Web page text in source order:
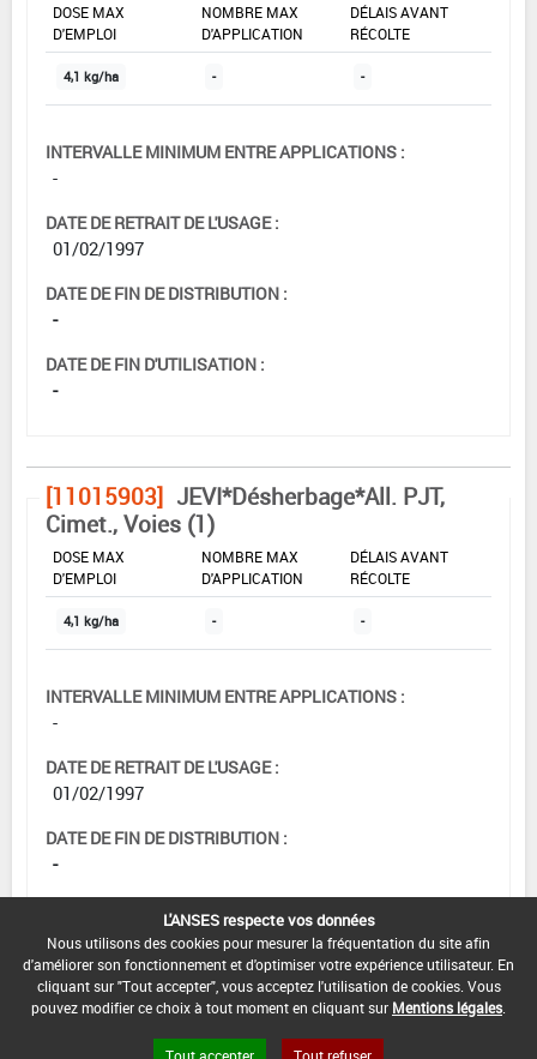
DOSE MAX
D'EMPLOI
NOMBRE MAX
D'APPLICATION
DÉLAIS AVANT
RÉCOLTE
4,1 kg/ha - -
INTERVALLE MINIMUM ENTRE APPLICATIONS :
-
DATE DE RETRAIT DE L'USAGE :
01/02/1997
DATE DE FIN DE DISTRIBUTION :
-
DATE DE FIN D'UTILISATION :
-
[11015903] JEVI*Désherbage*All. PJT,
Cimet., Voies (1)
DOSE MAX
D'EMPLOI
NOMBRE MAX
D'APPLICATION
DÉLAIS AVANT
RÉCOLTE
4,1 kg/ha - -
INTERVALLE MINIMUM ENTRE APPLICATIONS :
-
DATE DE RETRAIT DE L'USAGE :
01/02/1997
DATE DE FIN DE DISTRIBUTION :
-
DATE DE FIN D'UTILISATION :
-
L'ANSES respecte vos données
Nous utilisons des cookies pour mesurer la fréquentation du site afin
d'améliorer son fonctionnement et d'optimiser votre expérience utilisateur. En
cliquant sur "Tout accepter", vous acceptez l'utilisation de cookies. Vous
pouvez modifier ce choix à tout moment en cliquant sur Mentions légales